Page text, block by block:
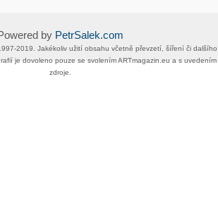
by PetrSalek.com
2019​.​ Jakékoliv užití obsahu včetně převzetí, šíření či dalšího
je dovoleno pouze se svolením ​ARTmagazin.eu​ ​a s uvedením
zdroje.